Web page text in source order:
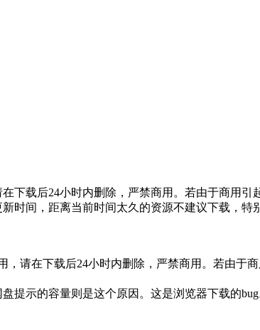
下载后24小时内删除，严禁商用。若由于商用
间，距离当前时间太久的资源不建议下载，特
请在下载后24小时内删除，严禁商用。若由于
提示的容量则是这个原因。这是浏览器下载的